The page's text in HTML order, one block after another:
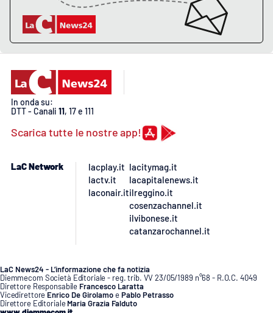
Catanzarochannel.it
Android
In onda su:
DTT - Canali 11, 17 e 111
Scarica tutte le nostre app!
LaC Network
lacplay.it
lactv.it
laconair.it
lacitymag.it
lacapitalenews.it
ilreggino.it
cosenzachannel.it
ilvibonese.it
catanzarochannel.it
LaC News24 - L’informazione che fa notizia
Diemmecom Società Editoriale - reg. trib. VV 23/05/1989 n°68 - R.O.C. 4049
Direttore Responsabile Francesco Laratta
Vicedirettore Enrico De GirolamoePablo Petrasso
Direttore Editoriale Maria Grazia Falduto